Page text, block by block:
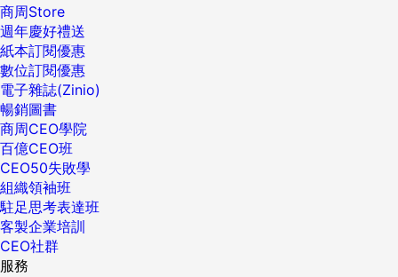
商周Store
週年慶好禮送
紙本訂閱優惠
數位訂閱優惠
電子雜誌(Zinio)
暢銷圖書
商周CEO學院
百億CEO班
CEO50失敗學
組織領袖班
駐足思考表達班
客製企業培訓
CEO社群
服務